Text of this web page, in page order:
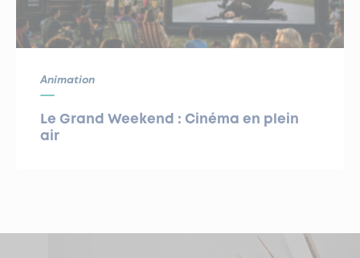
Animation
Le Grand Weekend : Cinéma en plein
air